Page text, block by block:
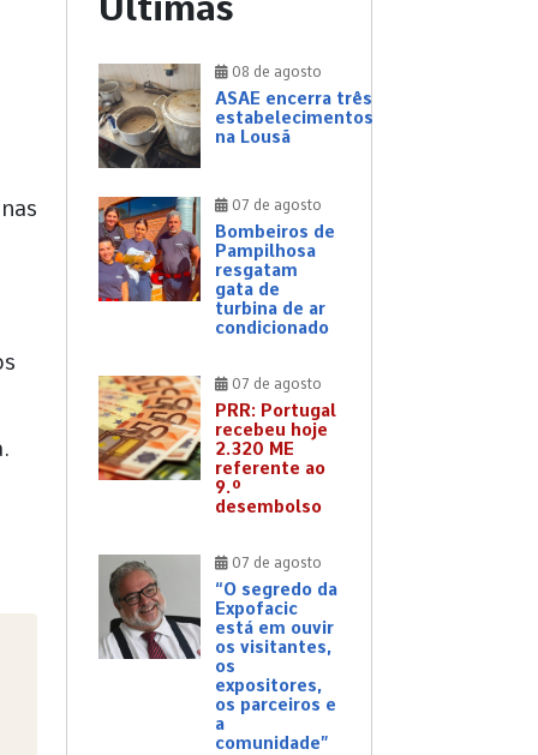
08 de agosto
ASAE encerra três
estabelecimentos
na Lousã
07 de agosto
Bombeiros de
Pampilhosa
resgatam
gata de
turbina de ar
condicionado
07 de agosto
PRR: Portugal
recebeu hoje
2.320 ME
referente ao
9.º
desembolso
07 de agosto
“O segredo da
Expofacic
está em ouvir
os visitantes,
os
expositores,
os parceiros e
a
comunidade”